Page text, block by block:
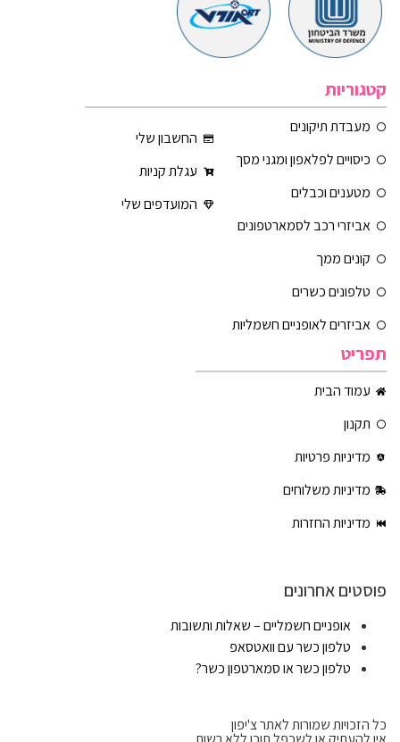
קטגוריות
מעבדת תיקונים
כיסויים לפלאפון ומגני מסך
מטענים וכבלים
אביזרי רכב לסמארטפונים
קונים ממך
טלפונים כשרים
אביזרים לאופניים חשמליות
החשבון שלי
עגלת קניות
המועדפים שלי
תפריט
עמוד הבית
תקנון
מדיניות פרטיות
מדיניות משלוחים
מדיניות החזרות
פוסטים אחרונים
אופניים חשמליים – שאלות ותשובות
טלפון כשר עם וואטסאפ
טלפון כשר או סמארטפון כשר?
כל הזכויות שמורות לאתר צ'יפון